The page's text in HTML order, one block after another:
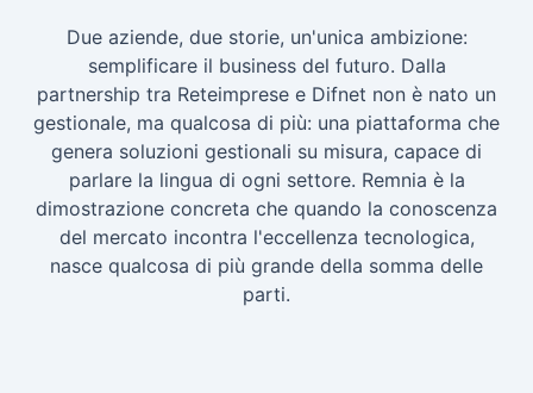
Due aziende, due storie, un'unica ambizione:
semplificare il business del futuro. Dalla
partnership tra Reteimprese e Difnet non è nato un
gestionale, ma qualcosa di più: una piattaforma che
genera soluzioni gestionali su misura, capace di
parlare la lingua di ogni settore. Remnia è la
dimostrazione concreta che quando la conoscenza
del mercato incontra l'eccellenza tecnologica,
nasce qualcosa di più grande della somma delle
parti.